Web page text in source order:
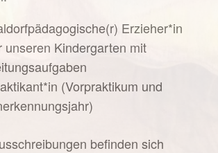
Erzieher*in
unseren Kindergarten mit
(Vorpraktikum und
befinden sich